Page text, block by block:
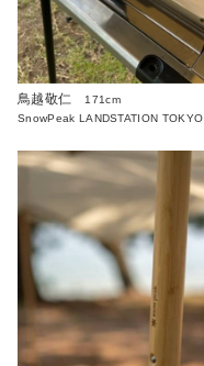
鳥越敬仁
171cm
SnowPeak LANDSTATION TOKYO